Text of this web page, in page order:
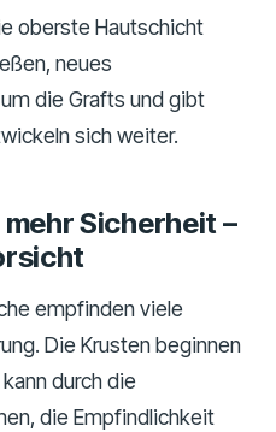
oberste Hautschicht
neues
die Grafts und gibt
sich weiter.
Sicherheit –
empfinden viele
Die Krusten beginnen
durch die
die Empfindlichkeit